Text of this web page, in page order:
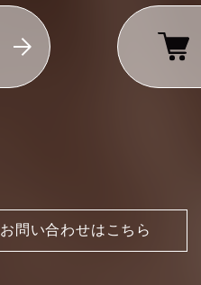
お問い合わせはこちら